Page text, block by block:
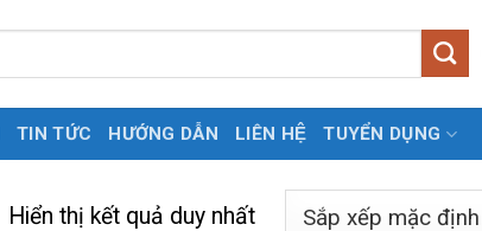
TIN TỨC HƯỚNG DẪN LIÊN HỆ TUYỂN DỤNG
Hiển thị kết quả duy nhất